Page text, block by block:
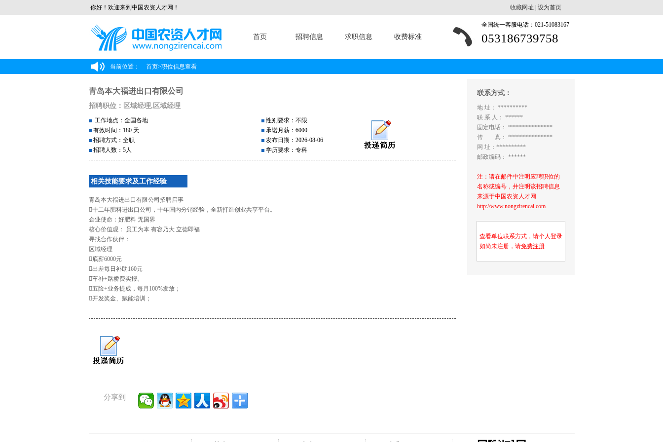
你好！欢迎来到中国农资人才网！ 收藏网址 设为首页
首页 招聘信息 求职信息 收费标准
全国统一客服电话：021-51083167
053186739758
当前位置： 首页>职位信息查看
青岛本大福进出口有限公司
招聘职位：区域经理,区域经理
工作地点：全国各地
有效时间：180 天
招聘方式：全职
招聘人数：5人
性别要求：不限
承诺月薪：6000
发布日期：2026-08-06
学历要求：专科
相关技能要求及工作经验
青岛本大福进出口有限公司招聘启事
十二年肥料进出口公司，十年国内分销经验，全新打造创业共享平台。
企业使命：好肥料 无国界
核心价值观： 员工为本 有容乃大 立德即福
寻找合作伙伴：
区域经理
底薪6000元
出差每日补助160元
车补+路桥费实报。
五险+业务提成，每月100%发放；
开发奖金、赋能培训；
分享到
联系方式：
地 址： **********
联 系 人： ******
固定电话： ***************
传 真： ***************
网 址：**********
邮政编码： ******
注：请在邮件中注明应聘职位的
名称或编号，并注明该招聘信息
来源于中国农资人才网
http://www.nongzirencai.com
查看单位联系方式，请个人登录
如尚未注册，请免费注册